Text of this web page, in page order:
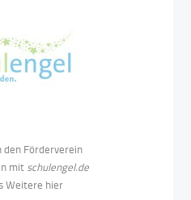
den Förderverein
mit schulengel.de
Weitere hier